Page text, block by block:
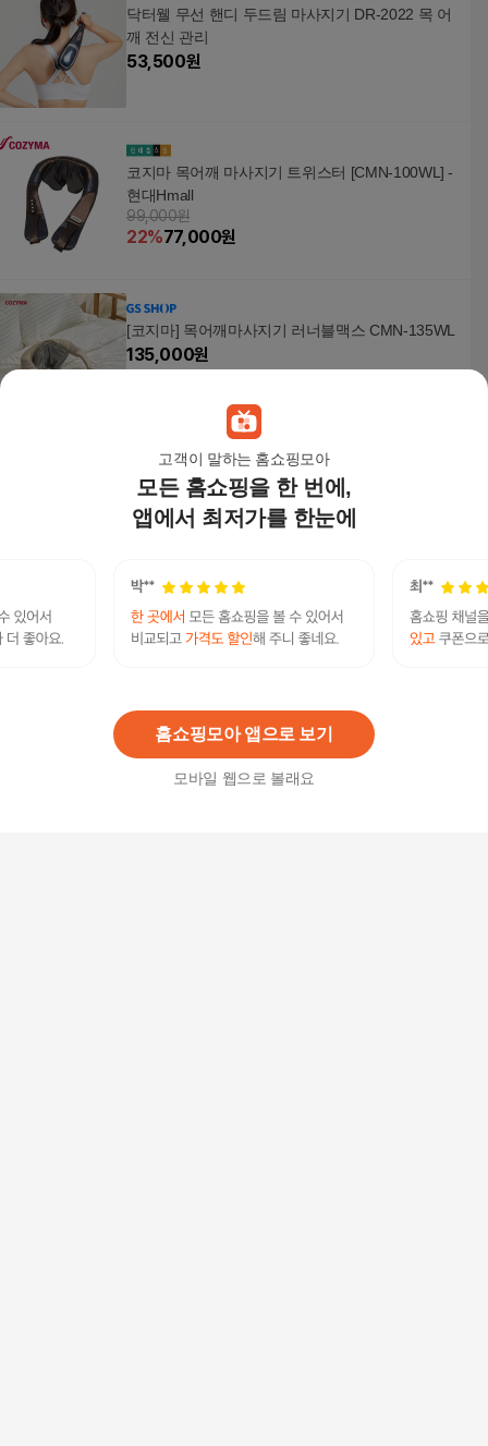
고객이 말하는 홈쇼핑모아
모든 홈쇼핑을 한 번에,
앱에서 최저가를 한눈에
홈쇼핑모아 앱으로 보기
모바일 웹으로 볼래요
닥터웰 무선 핸디 두드림 마사지기 DR-2022 목 어
깨 전신 관리
53,500원
코지마 목어깨 마사지기 트위스터 [CMN-100WL] -
현대Hmall
99,000원
22%77,000원
[코지마] 목어깨마사지기 러너블맥스 CMN-135WL
135,000원
나오텍6100 온열 회전 목어깨 안마기 마사지기
74,500원
3% 72,270원
닥터웰 의자형 마사지기 목 어깨 등 허리 안마의자